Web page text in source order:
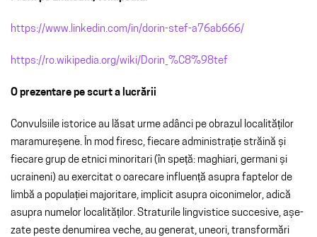
https://www.linkedin.com/in/dorin-stef-a76ab666/
https://ro.wikipedia.org/wiki/Dorin_%C8%98tef
O prezentare pe scurt a lucrării
Convulsiile istorice au lăsat urme adânci pe obrazul localităților
mara­mu­reșene. În mod firesc, fiecare admi­nistrație străină și
fiecare grup de etnici mi­noritari (în speță: maghiari, germani și
ucraineni) au exercitat o oarecare influență asupra faptelor de
limbă a populației majoritare, implicit asupra oico­nimelor, adică
asupra numelor localităților. Straturile ling­vistice suc­ce­sive, așe­
zate peste denumirea veche, au generat, uneori, transformări